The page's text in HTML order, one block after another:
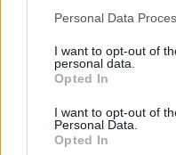
Personal Data
I want to opt-out of
personal data.
Opted In
I want to opt-out of
Personal Data.
Opted In
Articolul precedent
Grecia își deschide granițele
pentru turiștii români